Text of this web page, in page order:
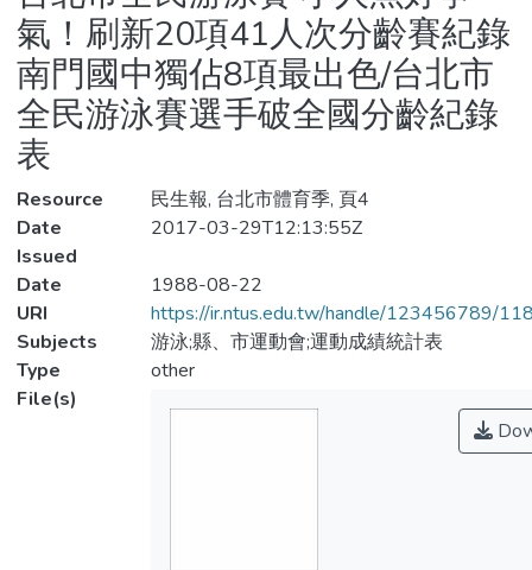
Statistics
氣！刷新20項41人次分齡賽紀錄
南門國中獨佔8項最出色/台北市
全民游泳賽選手破全國分齡紀錄
表
Resource
民生報, 台北市體育季, 頁4
Date
Issued
2017-03-29T12:13:55Z
Date
1988-08-22
URI
https://ir.ntus.edu.tw/handle/123456789/
Subjects
游泳;縣、市運動會;運動成績統計表
Type
other
File(s)